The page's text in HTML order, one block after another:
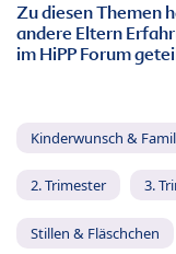
Zu diesen Themen
andere Eltern
im HiPP Forum
Kinderwunsch &
2. Trimester 3.
Stillen & Fläschchen